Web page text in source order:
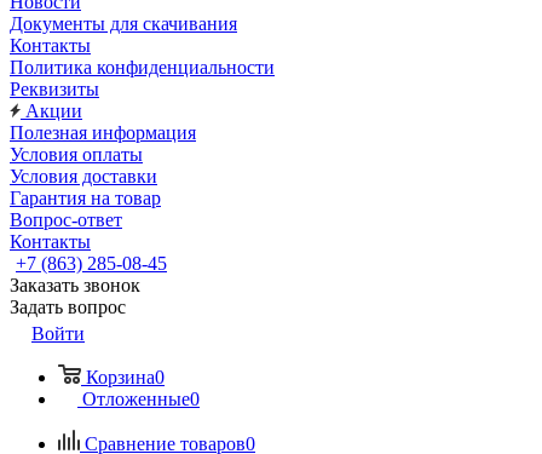
Документы для скачивания
Контакты
Политика конфиденциальности
Реквизиты
Акции
Полезная информация
Условия оплаты
Условия доставки
Гарантия на товар
Вопрос-ответ
Контакты
+7 (863) 285-08-45
Заказать звонок
Задать вопрос
Войти
Корзина0
Отложенные0
Сравнение товаров0